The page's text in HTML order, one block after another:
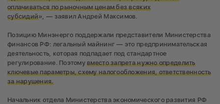
оплачиваться по рыночным ценам без всяких
субсидий», — заявил Андрей Максимов.
Позицию Минэнерго поддержали представители Министерства
финансов РФ: легальный майнинг — это предпринимательская
деятельность, которая подпадает под стандартное
регулирование. Поэтомувместо запрета нужно определить
ключевые параметры, схему налогообложения, ответственность
за нарушения.
Начальник отдела Министерства экономического развития РФ